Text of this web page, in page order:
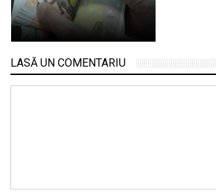
LASĂ UN COMENTARIU